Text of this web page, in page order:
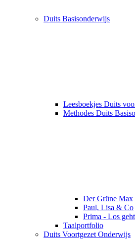
Duits Basisonderwijs
Leesboekjes Duits
Methodes Duits
Der Grüne Max
Paul, Lisa & Co
Prima - Los
Taalportfolio
Duits Voortgezet Onderwijs